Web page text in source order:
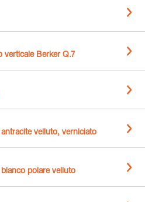
verticale Berker Q.7
velluto, verniciato
polare velluto